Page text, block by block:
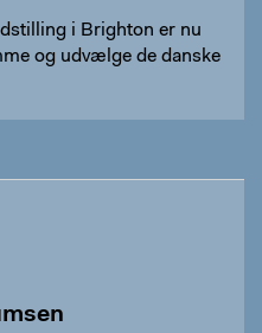
i Brighton er nu
og udvælge de danske